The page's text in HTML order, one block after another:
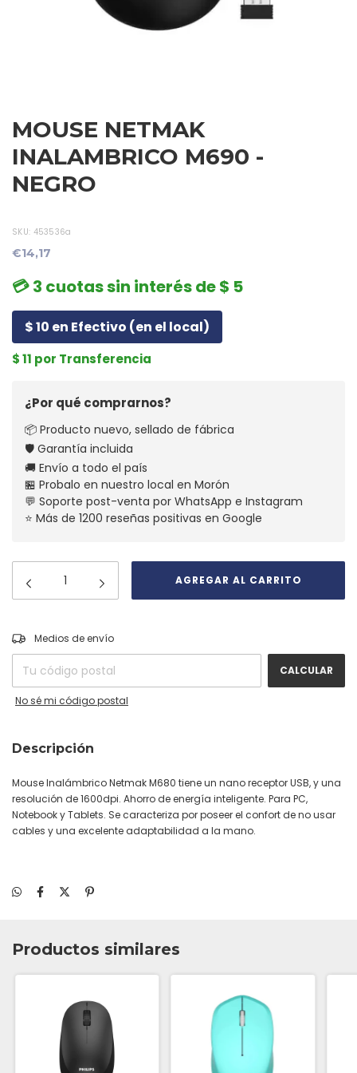
MOUSE NETMAK
INALAMBRICO M690 -
NEGRO
SKU: 453536a
€14,17
💳 3 cuotas sin interés de $ 5
$ 10 en Efectivo (en el local)
$ 11 por Transferencia
¿Por qué comprarnos?
📦 Producto nuevo, sellado de fábrica
🛡️ Garantía incluida
🚚 Envío a todo el país
🏪 Probalo en nuestro local en Morón
💬 Soporte post-venta por WhatsApp e Instagram
⭐ Más de 1200 reseñas positivas en Google
Entregas para el CP:
Medios de envío
CALCULAR
No sé mi código postal
Descripción
Mouse Inalámbrico Netmak M680 tiene un nano receptor USB, y una
resolución de 1600dpi. Ahorro de energía inteligente. Para PC,
Notebook y Tablets. Se caracteriza por poseer el confort de no usar
cables y una excelente adaptabilidad a la mano.
Productos similares